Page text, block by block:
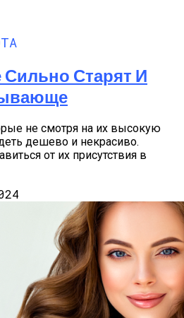
Старят И
не смотря на их высокую
дешево и некрасиво.
от их присутствия в